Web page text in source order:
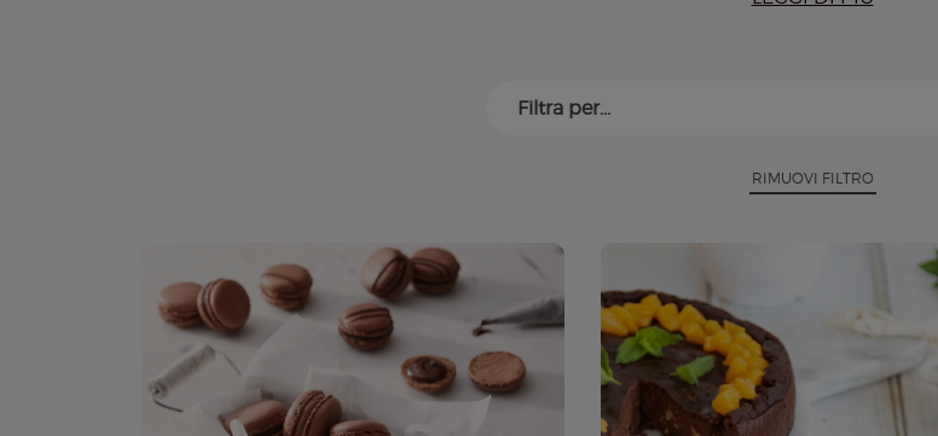
Realizzate creme e farciture, oppure decorazioni con il
Filtra per...
RIMUOVI FILTRO